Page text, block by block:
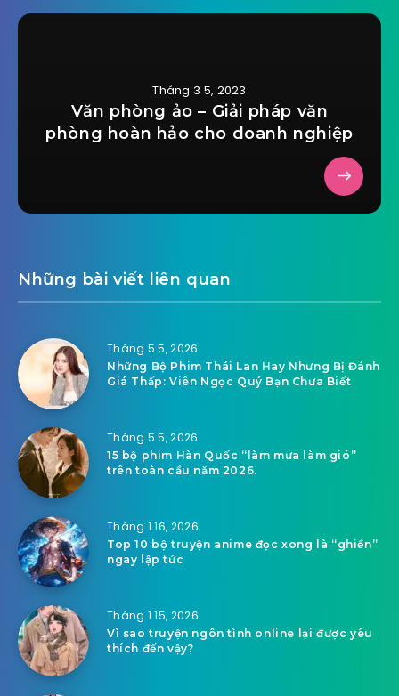
Tháng 3 5, 2023
Văn phòng ảo – Giải pháp văn
phòng hoàn hảo cho doanh nghiệp
Những bài viết liên quan
Tháng 5 5, 2026
Những Bộ Phim Thái Lan Hay Nhưng Bị Đánh
Giá Thấp: Viên Ngọc Quý Bạn Chưa Biết
Tháng 5 5, 2026
15 bộ phim Hàn Quốc “làm mưa làm gió”
trên toàn cầu năm 2026.
Tháng 1 16, 2026
Top 10 bộ truyện anime đọc xong là “ghiền”
ngay lập tức
Tháng 1 15, 2026
Vì sao truyện ngôn tình online lại được yêu
thích đến vậy?